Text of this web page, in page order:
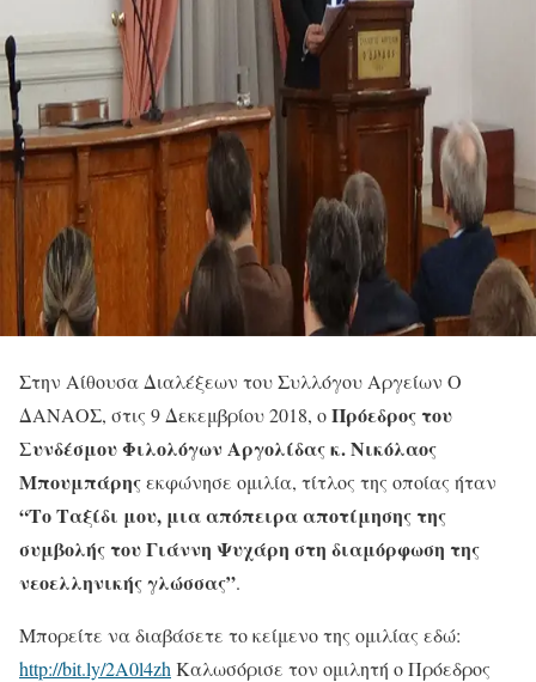
Στην Αίθουσα Διαλέξεων του Συλλόγου Αργείων Ο
ΔΑΝΑΟΣ, στις 9 Δεκεμβρίου 2018, οΠρόεδρος του
Συνδέσμου Φιλολόγων Αργολίδας κ. Νικόλαος
Μπουμπάρηςεκφώνησε ομιλία, τίτλος της οποίας ήταν
“Το Ταξίδι μου, μια απόπειρα αποτίμησης της
συμβολής του Γιάννη Ψυχάρη στη διαμόρφωση της
νεοελληνικής γλώσσας”.
Μπορείτε να διαβάσετε το κείμενο της ομιλίας εδώ:
http://bit.ly/2A0l4zh Καλωσόρισε τον ομιλητή ο Πρόεδρος